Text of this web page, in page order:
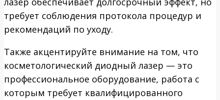
требует соблюдения протокола процедур и
рекомендаций по уходу.
Также акцентируйте внимание на том, что
косметологический диодный лазер — это
профессиональное оборудование, работа с
которым требует квалифицированного